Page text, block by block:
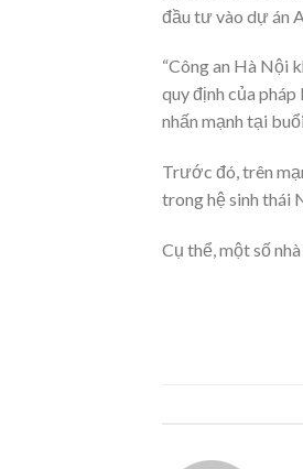
đầu tư vào dự án
“Công an Hà Nội
quy định của
nhấn mạnh tại
Trước đó, trên
trong hệ sinh thái
Cụ thể, một số